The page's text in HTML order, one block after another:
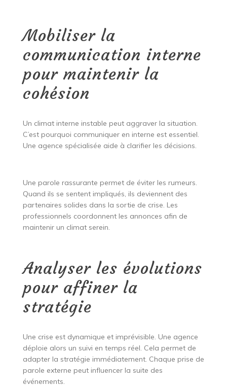
Mobiliser la
communication interne
pour maintenir la
cohésion
Un climat interne instable peut aggraver la situation.
C’est pourquoi communiquer en interne est essentiel.
Une agence spécialisée aide à clarifier les décisions.
Une parole rassurante permet de éviter les rumeurs.
Quand ils se sentent impliqués, ils deviennent des
partenaires solides dans la sortie de crise. Les
professionnels coordonnent les annonces afin de
maintenir un climat serein.
Analyser les évolutions
pour affiner la
stratégie
Une crise est dynamique et imprévisible. Une agence
déploie alors un suivi en temps réel. Cela permet de
adapter la stratégie immédiatement. Chaque prise de
parole externe peut influencer la suite des
événements.